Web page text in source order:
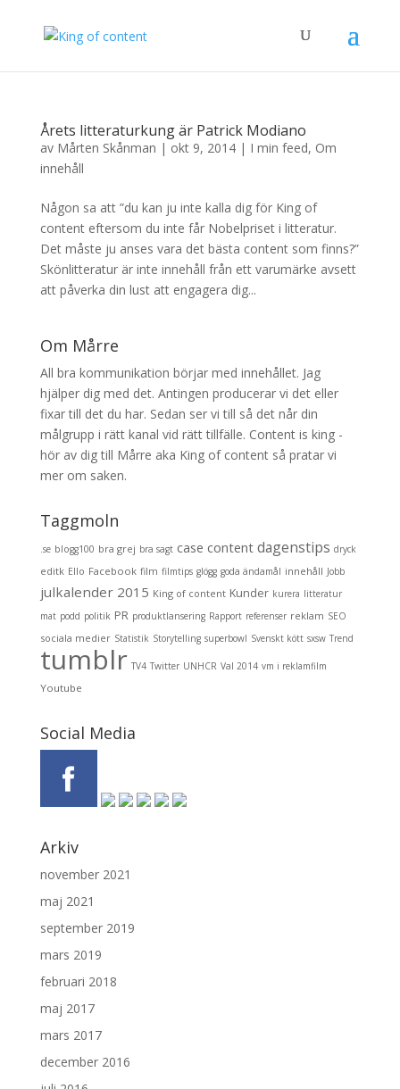
Årets litteraturkung är Patrick Modiano
av Mårten Skånman | okt 9, 2014| I min feed, Om
innehåll
Någon sa att ”du kan ju inte kalla dig för King of
content eftersom du inte får Nobelpriset i litteratur.
Det måste ju anses vara det bästa content som finns?”
Skönlitteratur är inte innehåll från ett varumärke avsett
att påverka din lust att engagera dig...
Om Mårre
All bra kommunikation börjar med innehållet. Jag
hjälper dig med det. Antingen producerar vi det eller
fixar till det du har. Sedan ser vi till så det når din
målgrupp i rätt kanal vid rätt tillfälle. Content is king -
hör av dig till Mårre aka King of content så pratar vi
mer om saken.
Taggmoln
.se blogg100 bra grej bra sagt case content dagenstips dryck
editk Ello Facebook film filmtips glögg goda ändamål innehåll Jobb
julkalender 2015 King of content Kunder kurera litteratur
mat podd politik PR produktlansering Rapport referenser reklam SEO
sociala medier Statistik Storytelling superbowl Svenskt kött sxsw Trend
tumblr TV4 Twitter UNHCR Val 2014 vm i reklamfilm
Youtube
Social Media
Arkiv
november 2021
maj 2021
september 2019
mars 2019
februari 2018
maj 2017
mars 2017
december 2016